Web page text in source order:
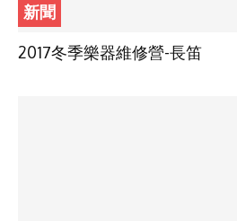
新聞
2017冬季樂器維修營-長笛